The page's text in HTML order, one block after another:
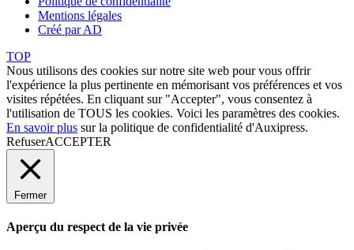
Mentions légales
Créé par AD
TOP
Nous utilisons des cookies sur notre site web pour vous offrir
l'expérience la plus pertinente en mémorisant vos préférences et vos
visites répétées. En cliquant sur "Accepter", vous consentez à
l'utilisation de TOUS les cookies. Voici les paramètres des cookies.
En savoir plus sur la politique de confidentialité d'Auxipress.
RefuserACCEPTER
Fermer
Aperçu du respect de la vie privée